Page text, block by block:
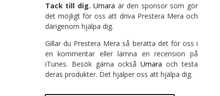
Tack till dig. Umara är den sponsor som gör
det möjligt för oss att driva Prestera Mera och
därigenom hjälpa dig.
Gillar du Prestera Mera så berätta det för oss i
en kommentar eller lämna en recension på
iTunes. Besök gärna också Umara och testa
deras produkter. Det hjälper oss att hjälpa dig.